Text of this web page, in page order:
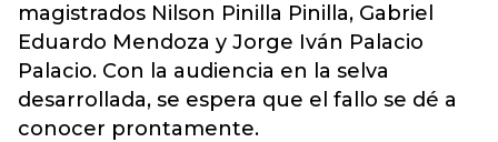
magistrados Nilson Pinilla Pinilla, Gabriel
Eduardo Mendoza y Jorge Iván Palacio
Palacio. Con la audiencia en la selva
desarrollada, se espera que el fallo se dé a
conocer prontamente.